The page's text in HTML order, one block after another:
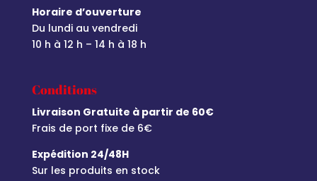
Horaire d’ouverture
Du lundi au vendredi
10 h à 12 h – 14 h à 18 h
Conditions
Livraison Gratuite à partir de 60€
Frais de port fixe de 6€
Expédition 24/48H
Sur les produits en stock